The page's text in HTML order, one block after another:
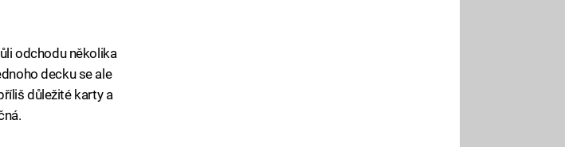
odchodu několika
decku se ale
důležité karty a